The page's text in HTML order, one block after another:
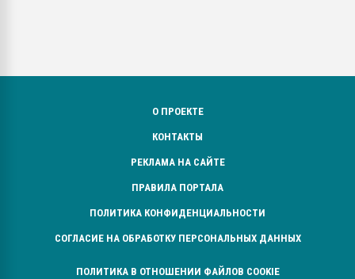
О ПРОЕКТЕ
КОНТАКТЫ
РЕКЛАМА НА САЙТЕ
ПРАВИЛА ПОРТАЛА
ПОЛИТИКА КОНФИДЕНЦИАЛЬНОСТИ
СОГЛАСИЕ НА ОБРАБОТКУ ПЕРСОНАЛЬНЫХ ДАННЫХ
ПОЛИТИКА В ОТНОШЕНИИ ФАЙЛОВ COOKIE